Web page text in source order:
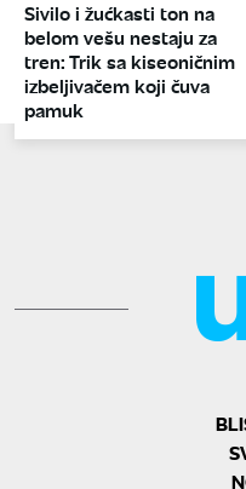
Sivilo i žućkasti ton na
belom vešu nestaju za
tren: Trik sa kiseoničnim
izbeljivačem koji čuva
pamuk